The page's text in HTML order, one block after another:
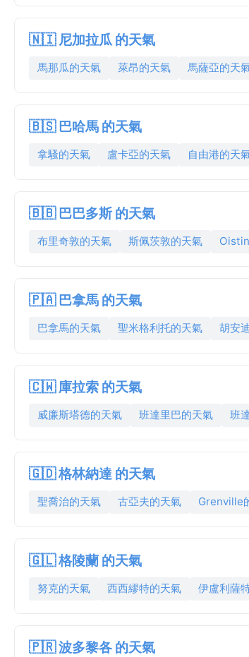
🇳🇮 尼加拉瓜 的天氣
馬那瓜的天氣 萊昂的天氣 馬薩亞的天
🇧🇸 巴哈馬 的天氣
拿騷的天氣 盧卡亞的天氣 自由港的天
🇧🇧 巴巴多斯 的天氣
布里奇敦的天氣 斯佩茨敦的天氣
🇵🇦 巴拿馬 的天氣
巴拿馬的天氣 聖米格利托的天氣 胡安
🇨🇼 庫拉索 的天氣
威廉斯塔德的天氣 班達里巴的天氣 班
🇬🇩 格林納達 的天氣
聖喬治的天氣 古亞夫的天氣 Grenville
🇬🇱 格陵蘭 的天氣
努克的天氣 西西繆特的天氣 伊盧利薩
🇵🇷 波多黎各 的天氣